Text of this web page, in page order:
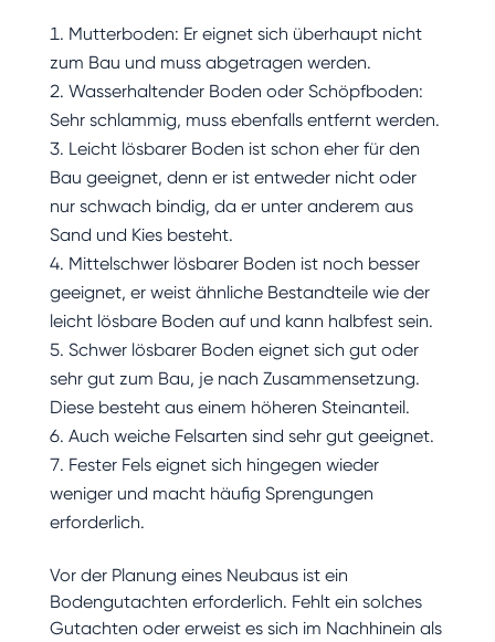
Mutterboden: Er eignet sich überhaupt nicht
zum Bau und muss abgetragen werden.
Wasserhaltender Boden oder Schöpfboden:
Sehr schlammig, muss ebenfalls entfernt werden.
Leicht lösbarer Boden ist schon eher für den
Bau geeignet, denn er ist entweder nicht oder
nur schwach bindig, da er unter anderem aus
Sand und Kies besteht.
Mittelschwer lösbarer Boden ist noch besser
geeignet, er weist ähnliche Bestandteile wie der
leicht lösbare Boden auf und kann halbfest sein.
Schwer lösbarer Boden eignet sich gut oder
sehr gut zum Bau, je nach Zusammensetzung.
Diese besteht aus einem höheren Steinanteil.
Auch weiche Felsarten sind sehr gut geeignet.
Fester Fels eignet sich hingegen wieder
weniger und macht häufig Sprengungen
erforderlich.
Vor der Planung eines Neubaus ist ein
Bodengutachten erforderlich. Fehlt ein solches
Gutachten oder erweist es sich im Nachhinein als